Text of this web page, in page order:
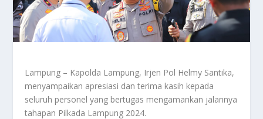
Lampung – Kapolda Lampung, Irjen Pol Helmy Santika,
menyampaikan apresiasi dan terima kasih kepada
seluruh personel yang bertugas mengamankan jalannya
tahapan Pilkada Lampung 2024.